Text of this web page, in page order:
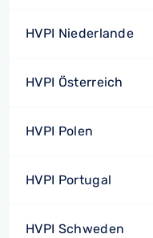
HVPI Niederlande
HVPI Österreich
HVPI Polen
HVPI Portugal
HVPI Schweden